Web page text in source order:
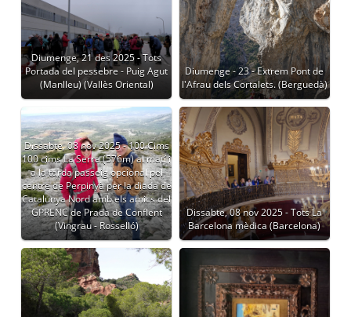
Diumenge, 21 des 2025 - Tots
Portada del pessebre - Puig Agut
(Manlleu) (Vallès Oriental)
Diumenge - 23 - Extrem Pont de
l'Afrau dels Cortalets. (Berguedà)
Dissabte, 08 nov 2025 - 100 Cims
100 cims La Serra (576m) al matí i
a la tarda passeig opcional pel
centre de Perpinyà per la diada de
Catalunya Nord amb els amics del
GPRENC de Prada de Conflent
(Vingrau - Rosselló)
Dissabte, 08 nov 2025 - Tots La
Barcelona mèdica (Barcelona)